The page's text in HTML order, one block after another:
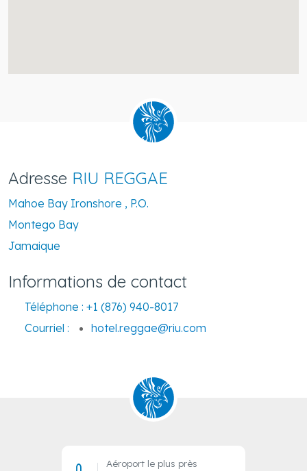
Adresse RIU REGGAE
Mahoe Bay Ironshore , P.O.
Montego Bay
Jamaique
Informations de contact
Téléphone : +1 (876) 940-8017
Courriel :
hotel.reggae@riu.com
Aéroport le plus près